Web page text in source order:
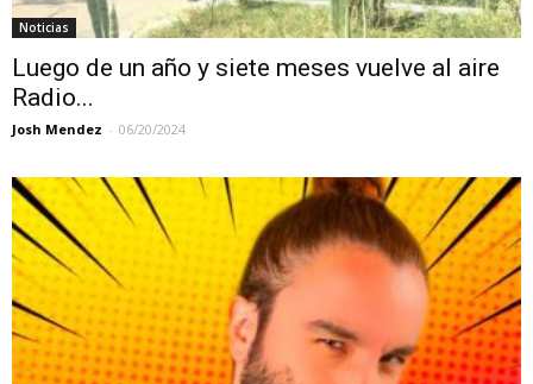
Noticias
Luego de un año y siete meses vuelve al aire
Radio...
Josh Mendez - 06/20/2024